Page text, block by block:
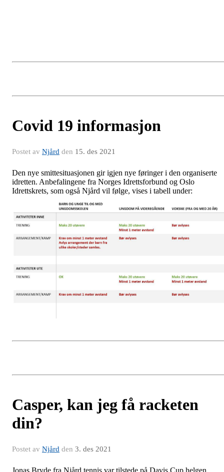
Covid 19 informasjon
Postet av Njård den 15. des 2021
Den nye smittesituasjonen gir igjen nye føringer i den organiserte
idretten. Anbefalingene fra Norges Idrettsforbund og Oslo
Idrettskrets, som også Njård vil følge, vises i tabell under:
Casper, kan jeg få racketen
din?
Postet av Njård den 3. des 2021
Jonas Bryde fra Njård tennis var tilstede på Davis Cup helgen